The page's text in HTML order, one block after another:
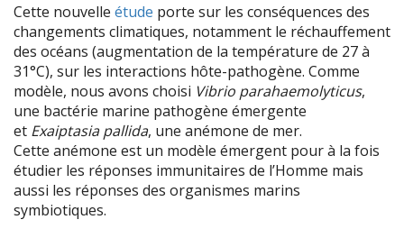
Cette nouvelle étude porte sur les conséquences des
changements climatiques, notamment le réchauffement
des océans (augmentation de la température de 27 à
31°C), sur les interactions hôte-pathogène. Comme
modèle, nous avons choisi Vibrio parahaemolyticus,
une bactérie marine pathogène émergente
et Exaiptasia pallida, une anémone de mer.
Cette anémone est un modèle émergent pour à la fois
étudier les réponses immunitaires de l’Homme mais
aussi les réponses des organismes marins
symbiotiques.